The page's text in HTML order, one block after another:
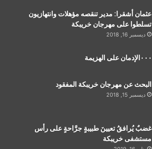
عثمان أشقرا: مدير تنقصه مؤهلات وانتهازيون
تسلطوا على مهرجان خريبكة
ديسمبر 16, 2018
البحث عن مهرجان خريبكة المفقود
ديسمبر 15, 2018
غضبٌ يُرافقُ تعيينَ طبيبةٍ جرَّاحةٍ على رأس
مستشفى خريبكة